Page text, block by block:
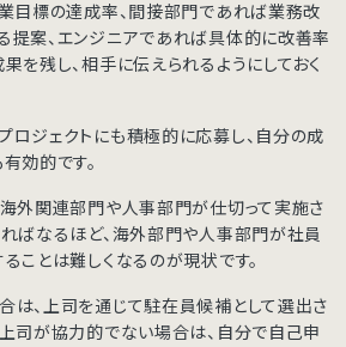
目標の達成率、間接部門であれば業務改
提案、エンジニアであれば具体的に改善率
を残し、相手に伝えられるようにしておく
ジェクトにも積極的に応募し、自分の成
効的です。
海外関連部門や人事部門が仕切って実施さ
ばなるほど、海外部門や人事部門が社員
ことは難しくなるのが現状です。
は、上司を通じて駐在員候補として選出さ
司が協力的でない場合は、自分で自己申